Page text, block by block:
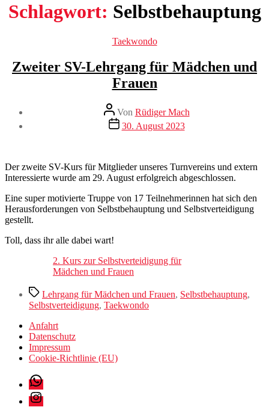
Schlagwort: Selbstbehauptung
Kategorien
Taekwondo
Zweiter SV-Lehrgang für Mädchen und
Frauen
Beitragsautor
Von Rüdiger Mach
Veröffentlichungsdatum
30. August 2023
Der zweite SV-Kurs für Mitglieder unseres Turnvereins und extern
Interessierte wurde am 29. August erfolgreich abgeschlossen.
Eine super motivierte Truppe von 17 Teilnehmerinnen hat sich den
Herausforderungen von Selbstbehauptung und Selbstverteidigung
gestellt.
Toll, dass ihr alle dabei wart!
2. Kurs zur Selbstverteidigung für
Mädchen und Frauen
Schlagwörter
Lehrgang für Mädchen und Frauen, Selbstbehauptung,
Selbstverteidigung, Taekwondo
Anfahrt
Datenschutz
Impressum
Cookie-Richtlinie (EU)
WhatsApp
Instagram